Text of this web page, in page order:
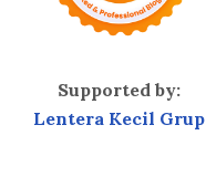
Supported by:
Lentera Kecil Grup